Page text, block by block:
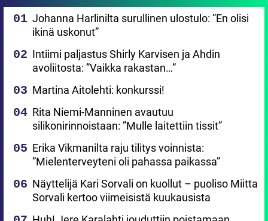
Johanna Harlinilta surullinen ulostulo: ”En olisi
ikinä uskonut”
Intiimi paljastus Shirly Karvisen ja Ahdin
avoliitosta: ”Vaikka rakastan…”
Martina Aitolehti: konkurssi!
Rita Niemi-Manninen avautuu
silikonirinnoistaan: ”Mulle laitettiin tissit”
Erika Vikmanilta raju tilitys voinnista:
”Mielenterveyteni oli pahassa paikassa”
Näyttelijä Kari Sorvali on kuollut – puoliso Miitta
Sorvali kertoo viimeisistä kuukausista